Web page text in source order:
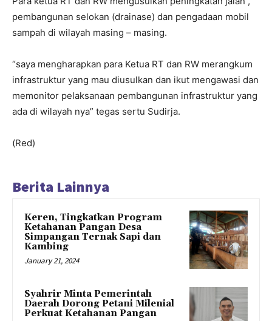
pembangunan selokan (drainase) dan pengadaan mobil
sampah di wilayah masing – masing.
“saya mengharapkan para Ketua RT dan RW merangkum
infrastruktur yang mau diusulkan dan ikut mengawasi dan
memonitor pelaksanaan pembangunan infrastruktur yang
ada di wilayah nya” tegas sertu Sudirja.
(Red)
Berita Lainnya
Keren, Tingkatkan Program
Ketahanan Pangan Desa
Simpangan Ternak Sapi dan
Kambing
January 21, 2024
Syahrir Minta Pemerintah
Daerah Dorong Petani Milenial
Perkuat Ketahanan Pangan